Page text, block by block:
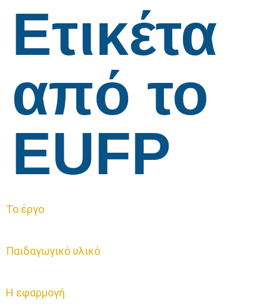
Ετικέτα
από το
EUFP
Το έργο
Παιδαγωγικό υλικό
Η εφαρμογή